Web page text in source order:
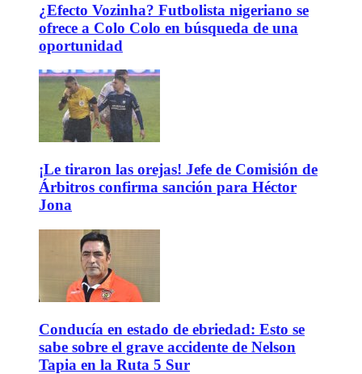
¿Efecto Vozinha? Futbolista nigeriano se
ofrece a Colo Colo en búsqueda de una
oportunidad
¡Le tiraron las orejas! Jefe de Comisión de
Árbitros confirma sanción para Héctor
Jona
Conducía en estado de ebriedad: Esto se
sabe sobre el grave accidente de Nelson
Tapia en la Ruta 5 Sur